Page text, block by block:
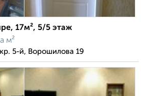
17м², 5/5 этаж
м²
5-й, Ворошилова 19